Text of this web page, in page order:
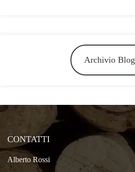
Archivio Blog
CONTATTI
Alberto Rossi